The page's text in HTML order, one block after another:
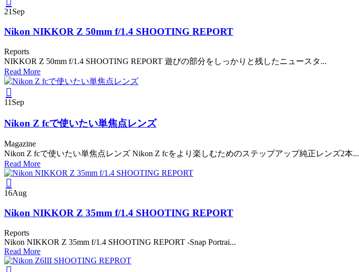
21 Sep
Nikon NIKKOR Z 50mm f/1.4 SHOOTING REPORT
Reports
NIKKOR Z 50mm f/1.4 SHOOTING REPORT 遊びの部分をしっかりと残したニュースタ...
Read More
11 Sep
Nikon Z fcで使いたい単焦点レンズ
Magazine
Nikon Z fcで使いたい単焦点レンズ Nikon Z fcをより楽しむためのステップアップ純正レンズ2本...
Read More
16Aug
Nikon NIKKOR Z 35mm f/1.4 SHOOTING REPORT
Reports
Nikon NIKKOR Z 35mm f/1.4 SHOOTING REPORT -Snap Portrai...
Read More